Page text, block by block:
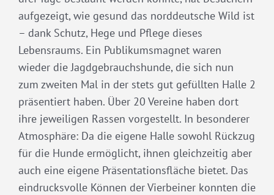
aufgezeigt, wie gesund das norddeutsche Wild ist
– dank Schutz, Hege und Pflege dieses
Lebensraums. Ein Publikumsmagnet waren
wieder die Jagdgebrauchshunde, die sich nun
zum zweiten Mal in der stets gut gefüllten Halle 2
präsentiert haben. Über 20 Vereine haben dort
ihre jeweiligen Rassen vorgestellt. In besonderer
Atmosphäre: Da die eigene Halle sowohl Rückzug
für die Hunde ermöglicht, ihnen gleichzeitig aber
auch eine eigene Präsentationsfläche bietet. Das
eindrucksvolle Können der Vierbeiner konnten die